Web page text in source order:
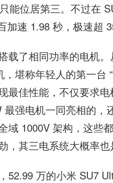
能位居第三。不过在
加速 1.98 秒，极速超
载了相同功率的电机
堪称年轻人的第一台
最佳性能，不仅要求
强电机一同亮相的
域 1000V 架构，这些
，其三电系统大概率也
52.99 万的小米 SU7